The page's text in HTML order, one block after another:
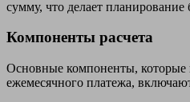
сумму, что делает
Компоненты расчета
Основные компоненты, которые
ежемесячного платежа,